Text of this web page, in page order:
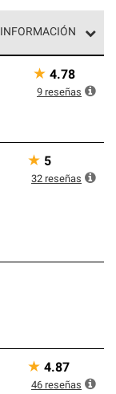
de techos
estrictos
★ 4.78
9 reseñas
★ 5
32 reseñas
★ 4.87
46 reseñas